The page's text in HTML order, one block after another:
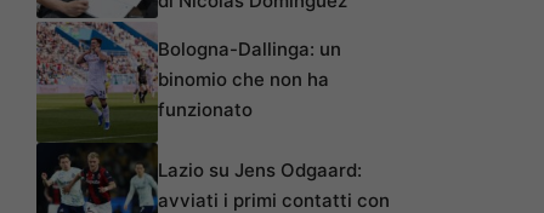
Bologna-Dallinga: un
binomio che non ha
funzionato
Lazio su Jens Odgaard:
avviati i primi contatti con